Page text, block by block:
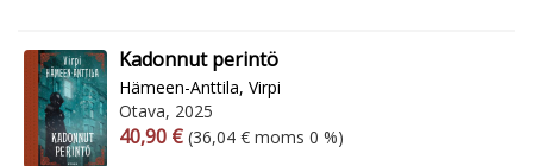
Kadonnut perintö
Hämeen-Anttila, Virpi
Otava, 2025
Arvonlisäverollinen hinta
40,90 € Arvonlisäveroton hinta
(36,04 € moms 0 %)